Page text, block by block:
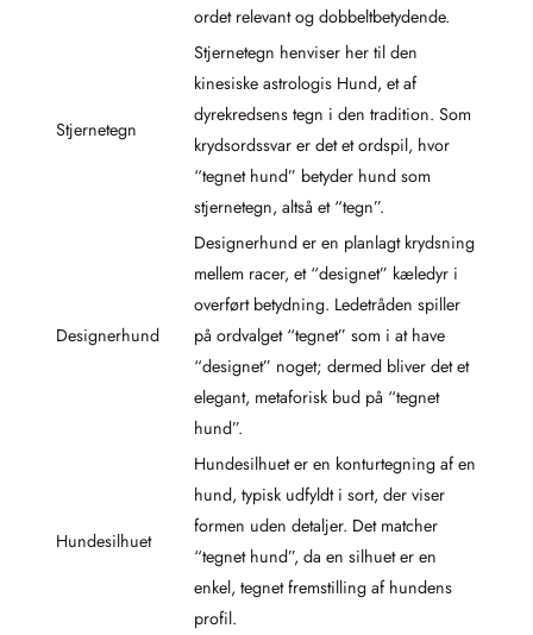
ordet relevant og dobbeltbetydende.
Stjernetegn
Stjernetegn henviser her til den
kinesiske astrologis Hund, et af
dyrekredsens tegn i den tradition. Som
krydsordssvar er det et ordspil, hvor
“tegnet hund” betyder hund som
stjernetegn, altså et “tegn”.
Designerhund
Designerhund er en planlagt krydsning
mellem racer, et “designet” kæledyr i
overført betydning. Ledetråden spiller
på ordvalget “tegnet” som i at have
“designet” noget; dermed bliver det et
elegant, metaforisk bud på “tegnet
hund”.
Hundesilhuet
Hundesilhuet er en konturtegning af en
hund, typisk udfyldt i sort, der viser
formen uden detaljer. Det matcher
“tegnet hund”, da en silhuet er en
enkel, tegnet fremstilling af hundens
profil.